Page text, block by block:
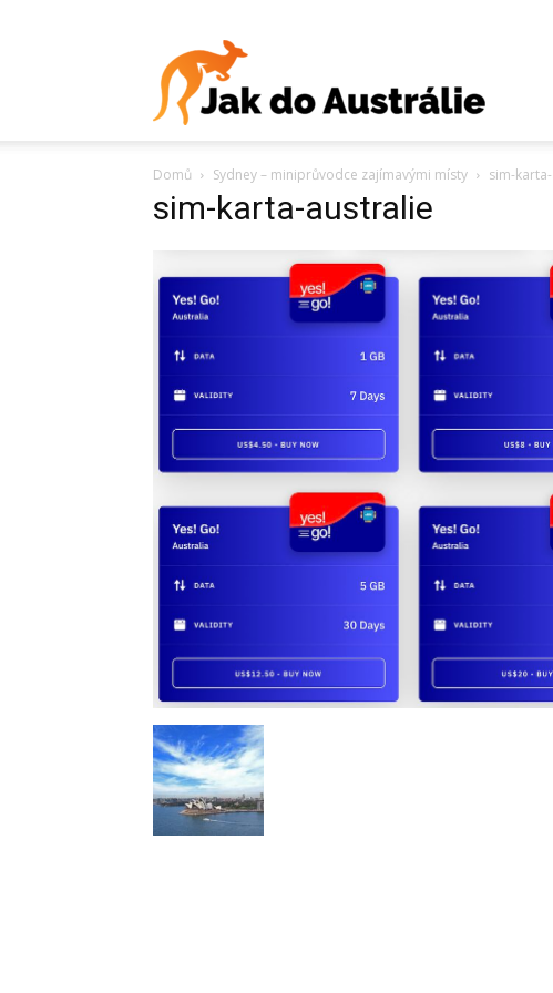
Austrálie?
Víza,
studium
Domů Sydney – miniprůvodce zajímavými místy sim-
sim-karta-australie